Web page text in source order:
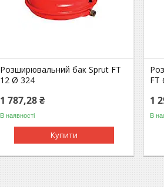
Розширювальний бак Sprut FT
12 Ø 324
1 787,28 ₴
В наявності
Купити
FT
1
В